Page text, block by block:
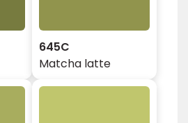
645C
Matcha latte